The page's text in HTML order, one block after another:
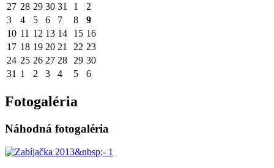
27 28 29 30 31 1
2
3
4 5 6 7 8
9
10 11 12 13 14 15 16
17 18 19 20 21 22 23
24 25 26 27 28 29 30
31 1 2 3 4 5 6
Fotogaléria
Náhodná fotogaléria